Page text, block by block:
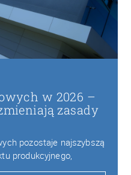
w 2026 –
zasady
pozostaje najszybszą
produkcyjnego,